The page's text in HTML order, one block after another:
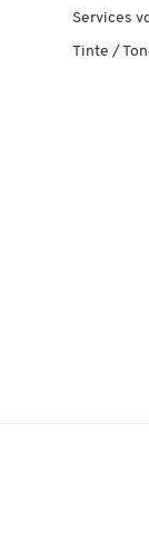
Services
Tinte /